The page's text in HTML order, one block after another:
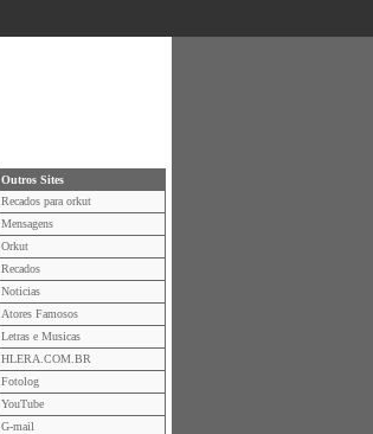
Outros Sites
Recados para orkut
Mensagens
Orkut
Recados
Noticias
Atores Famosos
Letras e Musicas
HLERA.COM.BR
Fotolog
YouTube
G-mail